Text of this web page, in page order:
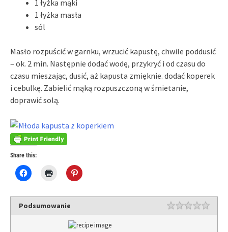
1 łyżka mąki
1 łyżka masła
sól
Masło rozpuścić w garnku, wrzucić kapustę, chwile poddusić
– ok. 2 min. Następnie dodać wodę, przykryć i od czasu do
czasu mieszając, dusić, aż kapusta zmięknie. dodać koperek
i cebulkę. Zabielić mąką rozpuszczoną w śmietanie,
doprawić solą.
Share this:
Click
to
Facebook
(Opens
in
new
Click
in
new
window)
Click
to
Pinterest
new
window)
Podsumowanie